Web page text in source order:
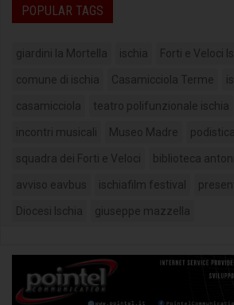
POPULAR TAGS
giardini la Mortella ischia Forti e Veloci
comune di ischia Casamicciola Terme
casamicciola teatro polifunzionale ischia
incontri musicali Museo Madre
squadra dei Forti e Veloci biblioteca
avviso eavbus ischiafilm festival
Diocesi Ischia giuseppe mazzella